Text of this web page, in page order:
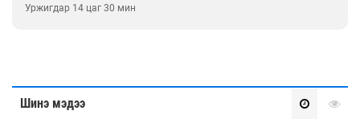
Уржигдар 14 цаг 30 мин
Шинэ мэдээ